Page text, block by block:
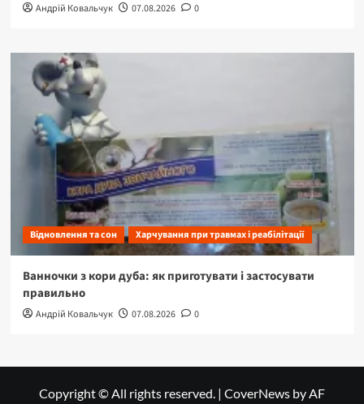
Андрій Ковальчук 07.08.2026 0
Відновлення та сон Харчування при травмах і реабілітації
Ванночки з кори дуба: як приготувати і застосувати
правильно
Андрій Ковальчук 07.08.2026 0
Copyright © All rights reserved. | CoverNews by AF